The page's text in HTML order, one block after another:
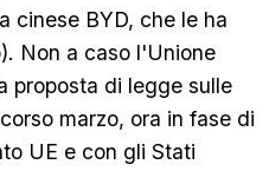
cinese BYD, che le ha
Non a caso l'Unione
proposta di legge sulle
marzo, ora in fase di
UE e con gli Stati